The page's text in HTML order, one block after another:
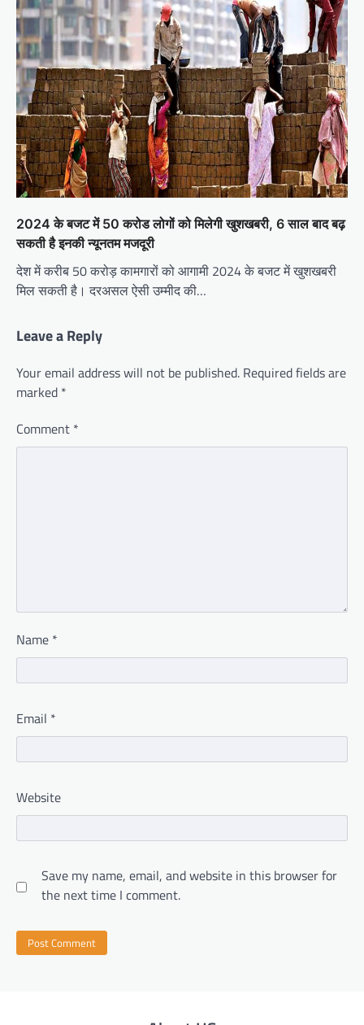
2024 के बजट में 50 करोड लोगों को मिलेगी खुशखबरी, 6 साल बाद बढ़
सकती है इनकी न्यूनतम मजदूरी
देश में करीब 50 करोड़ कामगारों को आगामी 2024 के बजट में खुशखबरी
मिल सकती है। दरअसल ऐसी उम्मीद की…
Leave a Reply
Your email address will not be published. Required fields are
marked *
Comment *
Name *
Email *
Website
Save my name, email, and website in this browser for
the next time I comment.